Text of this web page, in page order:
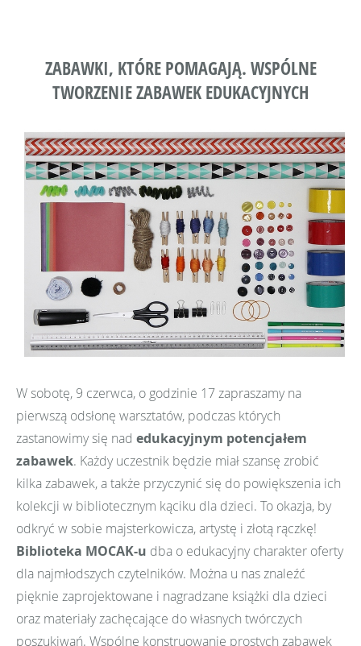
ZABAWKI, KTÓRE POMAGAJĄ. WSPÓLNE
TWORZENIE ZABAWEK EDUKACYJNYCH
W sobotę, 9 czerwca, o godzinie 17 zapraszamy na
pierwszą odsłonę warsztatów, podczas których
zastanowimy się nad edukacyjnym potencjałem
zabawek. Każdy uczestnik będzie miał szansę zrobić
kilka zabawek, a także przyczynić się do powiększenia ich
kolekcji w bibliotecznym kąciku dla dzieci. To okazja, by
odkryć w sobie majsterkowicza, artystę i złotą rączkę!
Biblioteka MOCAK-u dba o edukacyjny charakter oferty
dla najmłodszych czytelników. Można u nas znaleźć
pięknie zaprojektowane i nagradzane książki dla dzieci
oraz materiały zachęcające do własnych twórczych
poszukiwań. Wspólne konstruowanie prostych zabawek